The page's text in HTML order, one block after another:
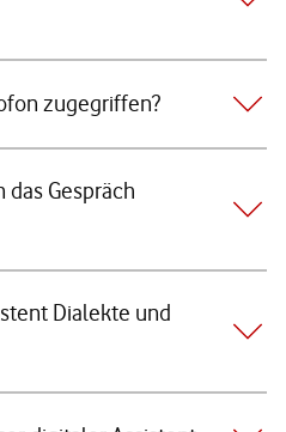
zugegriffen?
das Gespräch
Dialekte und